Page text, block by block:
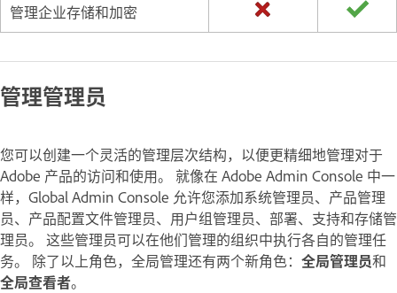
管理企业存储和加密
管理管理员
您可以创建一个灵活的管理层次结构，以便更精细地管理对于
Adobe 产品的访问和使用。 就像在 Adobe Admin Console 中一
样，Global Admin Console 允许您添加系统管理员、产品管理
员、产品配置文件管理员、用户组管理员、部署、支持和存储管
理员。 这些管理员可以在他们管理的组织中执行各自的管理任
务。 除了以上角色，全局管理还有两个新角色： 全局管理员和
全局查看者。